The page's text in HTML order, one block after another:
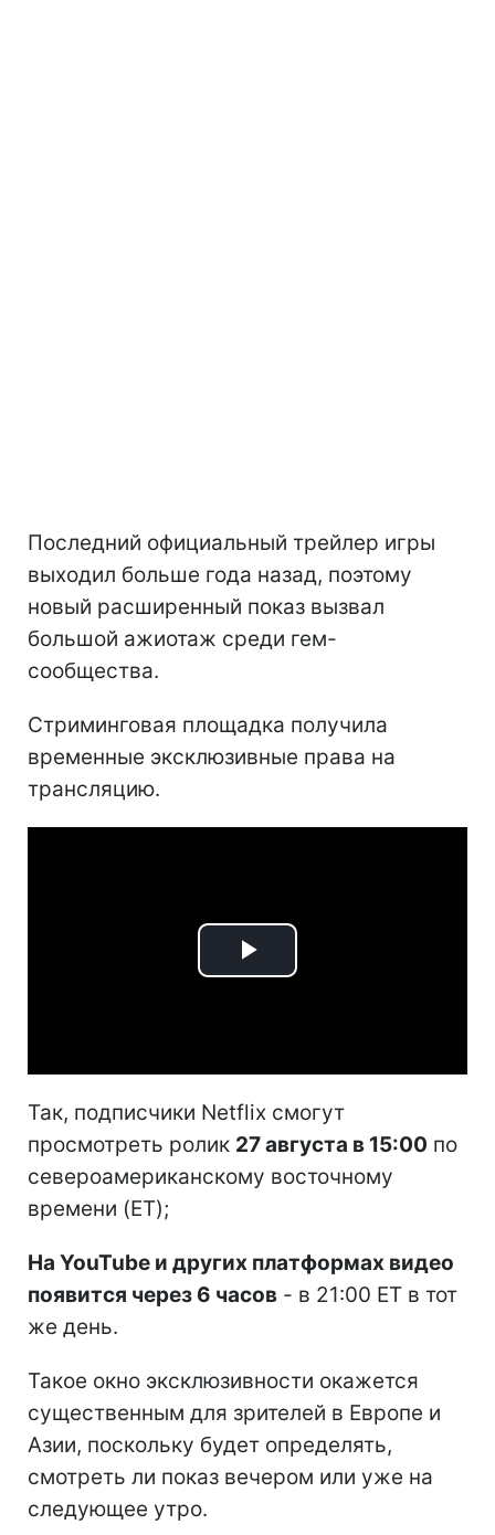
Последний официальный трейлер игры
выходил больше года назад, поэтому
новый расширенный показ вызвал
большой ажиотаж среди гем-
сообщества.
Стриминговая площадка получила
временные эксклюзивные права на
трансляцию.
Play
Так, подписчики Netflix смогут
просмотреть ролик 27 августа в 15:00 по
североамериканскому восточному
времени (ET);
На YouTube и других платформах видео
появится через 6 часов - в 21:00 ET в тот
же день.
Такое окно эксклюзивности окажется
существенным для зрителей в Европе и
Азии, поскольку будет определять,
смотреть ли показ вечером или уже на
следующее утро.